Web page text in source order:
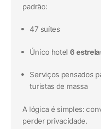
padrão:
47 suítes
Único hotel 6
Serviços pensados
turistas de massa
A lógica é simples:
perder privacidade.